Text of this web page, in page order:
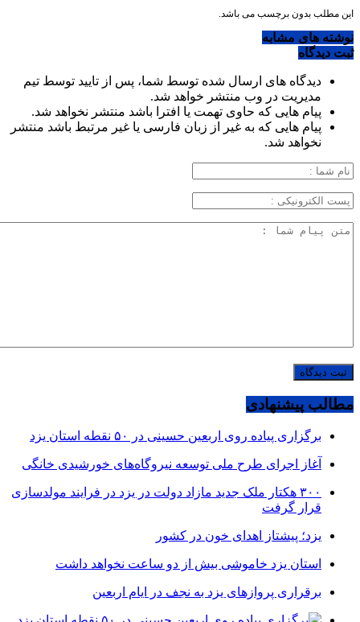
این مطلب بدون برچسب می باشد.
نوشته های مشابه
ثبت دیدگاه
دیدگاه های ارسال شده توسط شما، پس از تایید توسط تیم
مدیریت در وب منتشر خواهد شد.
پیام هایی که حاوی تهمت یا افترا باشد منتشر نخواهد شد.
پیام هایی که به غیر از زبان فارسی یا غیر مرتبط باشد منتشر
نخواهد شد.
مطالب پیشنهادی
برگزاری پیاده روی اربعین حسینی در ۵۰ نقطه استان یزد
آغاز اجرای طرح ملی توسعه نیروگاه‌های خورشیدی خانگی
۳۰۰ هکتار ملک جدید مازاد دولت در یزد در فرایند مولدسازی
قرار گرفت
یزد؛ پیشتاز اهدای خون در کشور
استان یزد خاموشی بیش از دو ساعت نخواهد داشت
برقراری پرواز‌های یزد به نجف در ایام اربعین